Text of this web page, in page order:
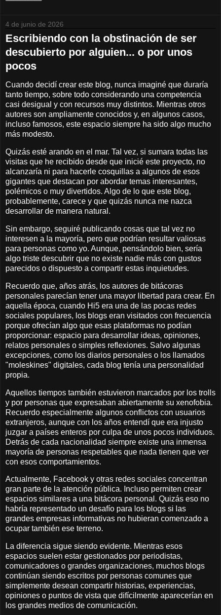
4 de junio de 2026
Escribiendo con la obstinación de ser
descubierto por alguien... o por unos
pocos
Cuando decidí crear este blog, nunca imaginé que duraría
tanto tiempo, sobre todo considerando una competencia
casi desigual y con recursos muy distintos. Mientras otros
autores son ampliamente conocidos y, en algunos casos,
incluso famosos, este espacio siempre ha sido algo mucho
más modesto.
Quizás esté arando en el mar. Tal vez, si sumara todas las
visitas que he recibido desde que inicié este proyecto, no
alcanzaría ni para hacerle cosquillas a algunos de esos
gigantes que destacan por abordar temas interesantes,
polémicos o muy divertidos. Algo de lo que este blog,
probablemente, carece y que quizás nunca me nazca
desarrollar de manera natural.
Sin embargo, seguiré publicando cosas que tal vez no
interesen a la mayoría, pero que podrían resultar valiosas
para personas como yo. Aunque, pensándolo bien, sería
algo triste descubrir que no existe nadie más con gustos
parecidos o dispuesto a compartir estas inquietudes.
Recuerdo que, años atrás, los autores de bitácoras
personales parecían tener una mayor libertad para crear. En
aquella época, cuando Hi5 era una de las pocas redes
sociales populares, los blogs eran visitados con frecuencia
porque ofrecían algo que esas plataformas no podían
proporcionar: espacio para desarrollar ideas, opiniones,
relatos personales o simples reflexiones. Salvo algunas
excepciones, como los diarios personales o los llamados
"moleskines" digitales, cada blog tenía una personalidad
propia.
Aquellos tiempos también estuvieron marcados por los trolls
y por personas que expresaban abiertamente su xenofobia.
Recuerdo especialmente algunos conflictos con usuarios
extranjeros, aunque con los años entendí que era injusto
juzgar a países enteros por culpa de unos pocos individuos.
Detrás de cada nacionalidad siempre existe una inmensa
mayoría de personas respetables que nada tienen que ver
con esos comportamientos.
Actualmente, Facebook y otras redes sociales concentran
gran parte de la atención pública. Incluso permiten crear
espacios similares a una bitácora personal. Quizás eso no
habría representado un desafío para los blogs si las
grandes empresas informativas no hubieran comenzado a
ocupar también ese terreno.
La diferencia sigue siendo evidente. Mientras esos
espacios suelen estar gestionados por periodistas,
comunicadores o grandes organizaciones, muchos blogs
continúan siendo escritos por personas comunes que
simplemente desean compartir historias, experiencias,
opiniones o puntos de vista que difícilmente aparecerían en
los grandes medios de comunicación.